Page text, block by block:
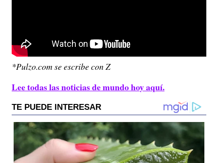
*Pulzo.com se escribe con Z
Lee todas las noticias de mundo hoy aquí.